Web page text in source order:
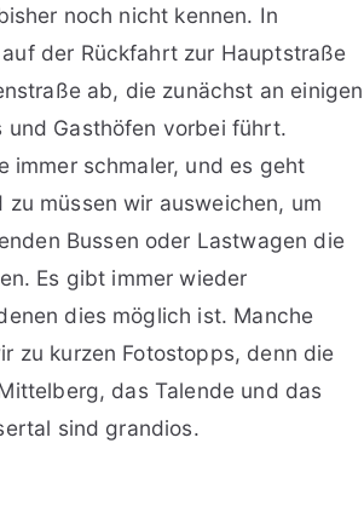
noch nicht kennen. In
der Rückfahrt zur Hauptstraße
ab, die zunächst an einigen
und Gasthöfen vorbei führt.
immer schmaler, und es geht
zu müssen wir ausweichen, um
Bussen oder Lastwagen die
Es gibt immer wieder
dies möglich ist. Manche
zu kurzen Fotostopps, denn die
das Talende und das
sind grandios.